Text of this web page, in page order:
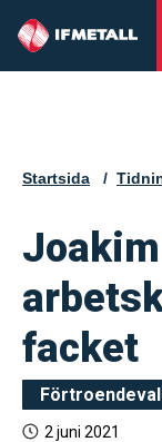
Startsida
facket
2 juni 2021